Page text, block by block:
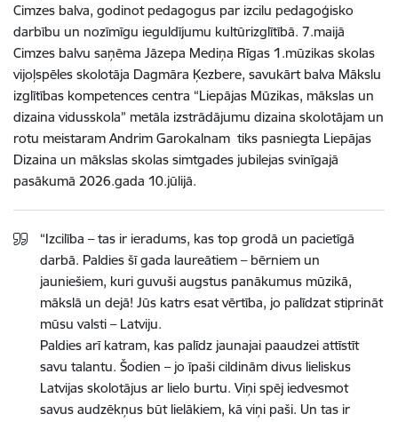
Cimzes balva, godinot pedagogus par izcilu pedagoģisko
darbību un nozīmīgu ieguldījumu kultūrizglītībā. 7.maijā
Cimzes balvu saņēma Jāzepa Mediņa Rīgas 1.mūzikas skolas
vijoļspēles skolotāja Dagmāra Ķezbere, savukārt balva Mākslu
izglītības kompetences centra “Liepājas Mūzikas, mākslas un
dizaina vidusskola” metāla izstrādājumu dizaina skolotājam un
rotu meistaram Andrim Garokalnam tiks pasniegta Liepājas
Dizaina un mākslas skolas simtgades jubilejas svinīgajā
pasākumā 2026.gada 10.jūlijā.
“Izcilība – tas ir ieradums, kas top grodā un pacietīgā
darbā. Paldies šī gada laureātiem – bērniem un
jauniešiem, kuri guvuši augstus panākumus mūzikā,
mākslā un dejā! Jūs katrs esat vērtība, jo palīdzat stiprināt
mūsu valsti – Latviju.
Paldies arī katram, kas palīdz jaunajai paaudzei attīstīt
savu talantu. Šodien – jo īpaši cildinām divus lieliskus
Latvijas skolotājus ar lielo burtu. Viņi spēj iedvesmot
savus audzēkņus būt lielākiem, kā viņi paši. Un tas ir